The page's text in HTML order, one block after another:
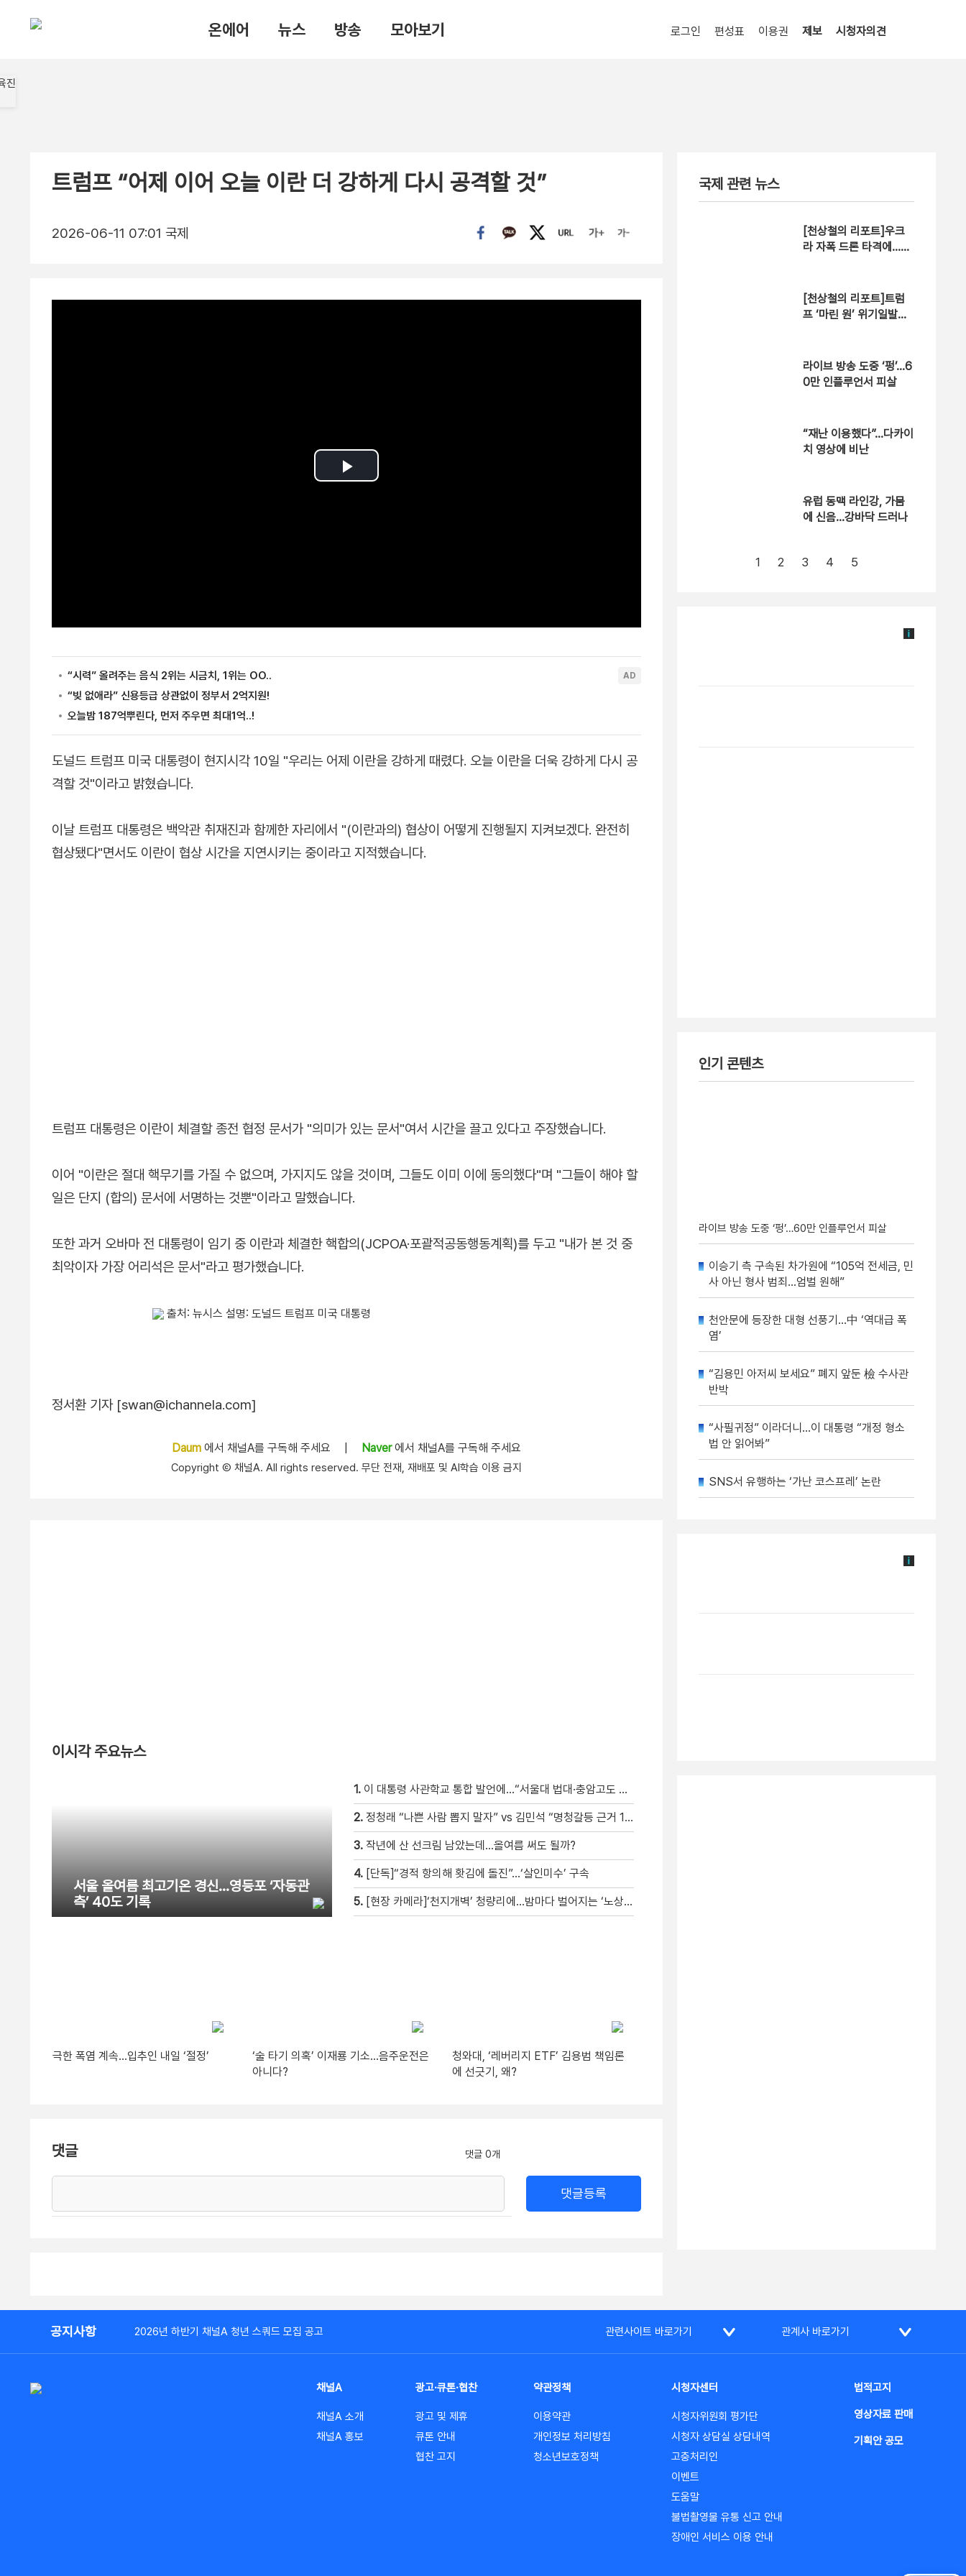
온에어 뉴스 방송 모아보기 로그인 편성표 이용권 제보 시청자의견
트럼프 “어제 이어 오늘 이란 더 강하게 다시 공격할 것”
2026-06-11 07:01 국제
도널드 트럼프 미국 대통령이 현지시각 10일 "우리는 어제 이란을 강하게 때렸다. 오늘 이란을 더욱 강하게 다시 공
격할 것"이라고 밝혔습니다.
이날 트럼프 대통령은 백악관 취재진과 함께한 자리에서 "(이란과의) 협상이 어떻게 진행될지 지켜보겠다. 완전히
협상됐다"면서도 이란이 협상 시간을 지연시키는 중이라고 지적했습니다.
트럼프 대통령은 이란이 체결할 종전 협정 문서가 "의미가 있는 문서"여서 시간을 끌고 있다고 주장했습니다.
이어 "이란은 절대 핵무기를 가질 수 없으며, 가지지도 않을 것이며, 그들도 이미 이에 동의했다"며 "그들이 해야 할
일은 단지 (합의) 문서에 서명하는 것뿐"이라고 말했습니다.
또한 과거 오바마 전 대통령이 임기 중 이란과 체결한 핵합의(JCPOA·포괄적공동행동계획)를 두고 "내가 본 것 중
최악이자 가장 어리석은 문서"라고 평가했습니다.
출처: 뉴시스 설명: 도널드 트럼프 미국 대통령
정서환 기자 [swan@ichannela.com]
Daum 에서 채널A를 구독해 주세요 Naver에서 채널A를 구독해 주세요
Copyright Ⓒ 채널A. All rights reserved. 무단 전재, 재배포 및 AI학습 이용 금지
이시각 주요뉴스
서울 올여름 최고기온 경신…영등포 ‘자동관
측’ 40도 기록
1. 이 대통령 사관학교 통합 발언에…“서울대 법대·충암고도 없애나”
2. 정청래 “나쁜 사람 뽑지 말자” vs 김민석 “명청갈등 근거 10개”
3. 작년에 산 선크림 남았는데…올여름 써도 될까?
4. [단독]“경적 항의해 홧김에 돌진”…‘살인미수’ 구속
5. [현장 카메라]‘천지개벽’ 청량리에…밤마다 벌어지는 ‘노상방뇨 전쟁’
극한 폭염 계속…입추인 내일 ‘절정’
‘술 타기 의혹’ 이재룡 기소…음주운전은
아니다?
청와대, ‘레버리지 ETF’ 김용범 책임론
에 선긋기, 왜?
댓글 댓글 0개
댓글등록
국제 관련 뉴스
[천상철의 리포트]우크
라 자폭 드론 타격에…러
[천상철의 리포트]트럼
프 ‘마린 원’ 위기일발…
라이브 방송 도중 ‘펑’…6
0만 인플루언서 피살
“재난 이용했다”…다카이
치 영상에 비난
유럽 동맥 라인강, 가뭄
에 신음…강바닥 드러나
1 2 3 4 5
인기 콘텐츠
라이브 방송 도중 ‘펑’…60만 인플루언서 피살
이승기 측 구속된 차가원에 “105억 전세금, 민
사 아닌 형사 범죄…엄벌 원해”
천안문에 등장한 대형 선풍기…中 ‘역대급 폭
염’
“김용민 아저씨 보세요” 폐지 앞둔 檢 수사관
반박
“사필귀정” 이라더니…이 대통령 “개정 형소
법 안 읽어봐”
SNS서 유행하는 ‘가난 코스프레’ 논란
공지사항 2026년 하반기 채널A 청년 스쿼드 모집 공고 관련사이트 바로가기 관계사 바로가기
채널A
채널A 소개
채널A 홍보
광고·큐톤·협찬
광고 및 제휴
큐톤 안내
협찬 고지
약관정책
이용약관
개인정보 처리방침
청소년보호정책
시청자센터
시청자위원회 평가단
시청자 상담실 상담내역
고충처리인
이벤트
도움말
불법촬영물 유통 신고 안내
장애인 서비스 이용 안내
법적고지
영상자료 판매
기획안 공모